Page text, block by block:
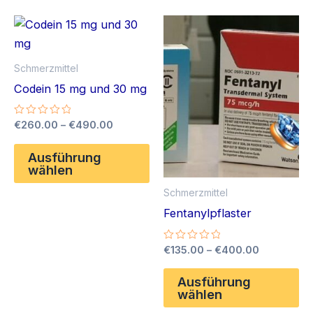
gewählt
werden
Schmerzmittel
Codein 15 mg und 30 mg
Bewertet
0
von
€260.00 – €490.00 Preisspanne:
Ausführung
wählen
Dieses
Produkt
weist
Varianten
auf.
Optionen
können
Schmerzmittel
Fentanylpflaster
Bewertet
0
von
€135.00 – €400.00
Ausführung
wählen